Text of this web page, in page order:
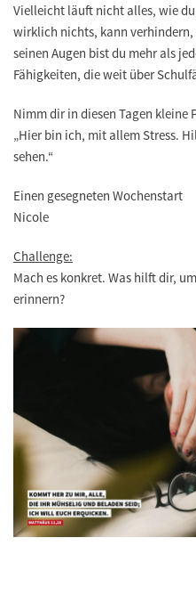
Vielleicht läuft nicht alles, wie
wirklich nichts, kann
seinen Augen bist du mehr als
Fähigkeiten, die weit über
Nimm dir in diesen Tagen kleine
„Hier bin ich, mit allem Stress.
sehen.“
Einen gesegneten Wochenstart
Nicole
Challenge:
Mach es konkret. Was hilft dir,
erinnern?